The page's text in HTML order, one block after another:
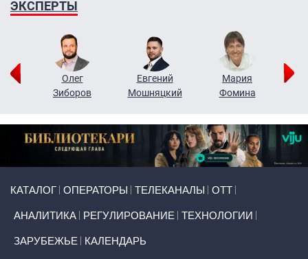
ЭКСПЕРТЫ
Олег
Зиборов
Евгений
Мошняцкий
Мария
Фомина
КАТАЛОГ ОПЕРАТОРЫ ТЕЛЕКАНАЛЫ ОТТ
АНАЛИТИКА РЕГУЛИРОВАНИЕ ТЕХНОЛОГИИ
ЗАРУБЕЖЬЕ КАЛЕНДАРЬ